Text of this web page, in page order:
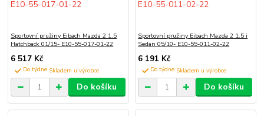
Sportovní pružiny Eibach Mazda 2 1.5
Hatchback 01/15- E10-55-017-01-22
6 517 Kč
Do týdne
Do košíku
Sportovní pružiny Eibach Mazda 2 1.5 i
Sedan 05/10- E10-55-011-02-22
6 191 Kč
Do týdne
Do košíku